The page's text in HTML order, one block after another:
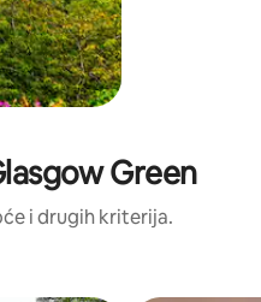
Green
i drugih kriterija.